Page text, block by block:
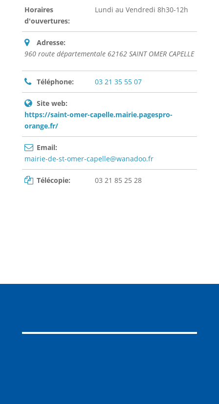
Horaires
d'ouvertures:
Lundi au Vendredi 8h30-12h
Adresse:
960 route départementale 62162 SAINT OMER CAPELLE
Téléphone: 03 21 35 55 07
Site web:
https://saint-omer-capelle.mairie.pagespro-
orange.fr/
Email:
mairie-de-st-omer-capelle@wanadoo.fr
Télécopie: 03 21 85 25 28